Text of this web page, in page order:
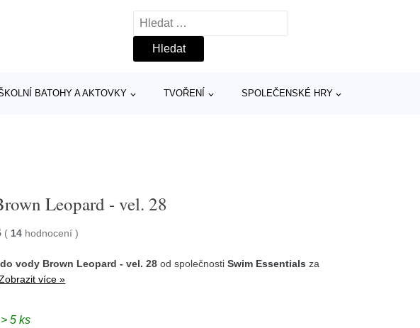
Vyhledávání
BATOHY A AKTOVKY TVOŘENÍ SPOLEČENSKÉ HRY
Leopard - vel. 28
( 14 hodnocení)
vody Brown Leopard - vel. 28 od společnostiSwim Essentials za
více »
5 ks